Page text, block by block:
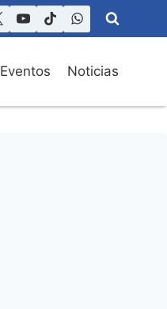
Eventos Noticias